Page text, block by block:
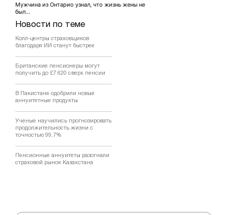
Новости по теме
Колл-центры страховщиков
благодаря ИИ станут быстрее
Британские пенсионеры могут
получить до £7 620 сверх пенсии
В Пакистане одобрили новые
аннуитетные продукты
Ученые научились прогнозировать
продолжительность жизни с
точностью 99,7%
Пенсионные аннуитеты разогнали
страховой рынок Казахстана
Мужчина из Онтарио узнал, что жизнь жены не
был...